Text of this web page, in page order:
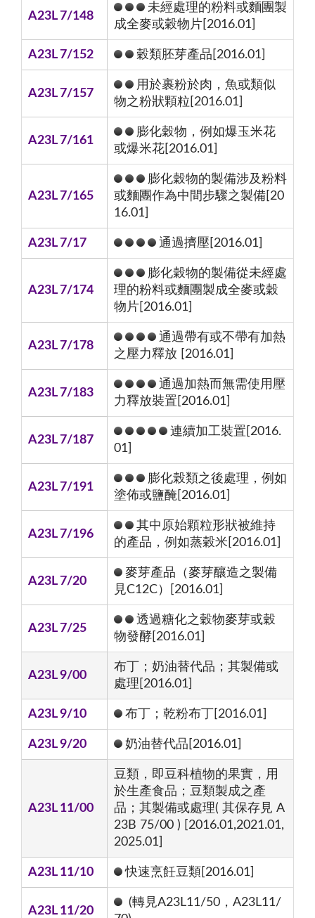
A23L 7/148
未經處理的粉料或麵團製
成全麥或穀物片[2016.01]
A23L 7/152 穀類胚芽產品[2016.01]
A23L 7/157
用於裹粉於肉，魚或類似
物之粉狀顆粒[2016.01]
A23L 7/161
膨化穀物，例如爆玉米花
或爆米花[2016.01]
A23L 7/165
膨化穀物的製備涉及粉料
或麵團作為中間步驟之製備[20
16.01]
A23L 7/17 通過擠壓[2016.01]
A23L 7/174
膨化穀物的製備從未經處
理的粉料或麵團製成全麥或穀
物片[2016.01]
A23L 7/178
通過帶有或不帶有加熱
之壓力釋放 [2016.01]
A23L 7/183
通過加熱而無需使用壓
力釋放裝置[2016.01]
A23L 7/187
連續加工裝置[2016.
01]
A23L 7/191
膨化榖類之後處理，例如
塗佈或鹽醃[2016.01]
A23L 7/196
其中原始顆粒形狀被維持
的產品，例如蒸穀米[2016.01]
A23L 7/20
麥芽產品（麥芽釀造之製備
見C12C）[2016.01]
A23L 7/25
透過糖化之穀物麥芽或穀
物發酵[2016.01]
A23L 9/00
布丁；奶油替代品；其製備或
處理[2016.01]
A23L 9/10 布丁；乾粉布丁[2016.01]
A23L 9/20 奶油替代品[2016.01]
A23L 11/00
豆類，即豆科植物的果實，用
於生產食品；豆類製成之產
品；其製備或處理( 其保存見 A
23B 75/00 ) [2016.01,2021.01,
2025.01]
A23L 11/10 快速烹飪豆類[2016.01]
A23L 11/20
(轉見A23L11/50，A23L11/